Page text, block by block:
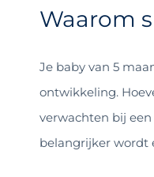
Waarom
Je baby van 5
ontwikkeling.
verwachten bij
belangrijker wordt